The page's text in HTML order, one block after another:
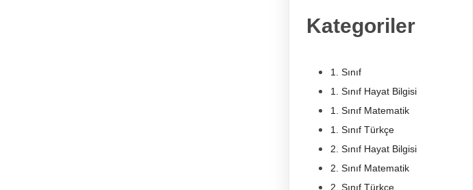
Kategoriler
1. Sınıf
1. Sınıf Hayat Bilgisi
1. Sınıf Matematik
1. Sınıf Türkçe
2. Sınıf Hayat Bilgisi
2. Sınıf Matematik
2. Sınıf Türkçe